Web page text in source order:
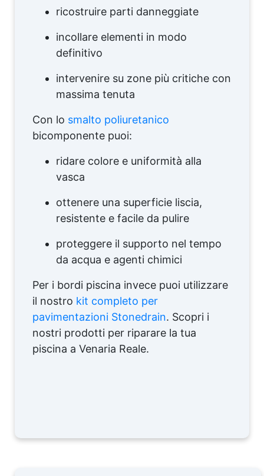
ricostruire parti danneggiate
incollare elementi in modo
definitivo
intervenire su zone più critiche con
massima tenuta
Con lo smalto poliuretanico
bicomponente puoi:
ridare colore e uniformità alla
vasca
ottenere una superficie liscia,
resistente e facile da pulire
proteggere il supporto nel tempo
da acqua e agenti chimici
Per i bordi piscina invece puoi utilizzare
il nostro kit completo per
pavimentazioni Stonedrain. Scopri i
nostri prodotti per riparare la tua
piscina a Venaria Reale.